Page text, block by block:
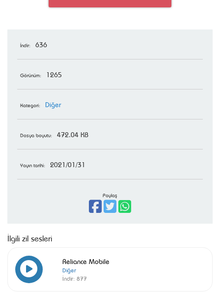
İndir: 636
Görünüm: 1265
Kategori: Diğer
Dosya boyutu: 472.04 KB
Yayın tarihi: 2021/01/31
Paylaş
İlgili zil sesleri
Reliance Mobile
Diğer
İndir: 877